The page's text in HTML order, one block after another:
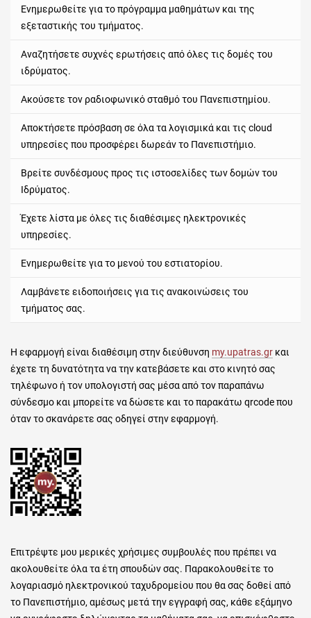
Ενημερωθείτε για το πρόγραμμα μαθημάτων και της
εξεταστικής του τμήματος.
Αναζητήσετε συχνές ερωτήσεις από όλες τις δομές του
ιδρύματος.
Ακούσετε τον ραδιοφωνικό σταθμό του Πανεπιστημίου.
Αποκτήσετε πρόσβαση σε όλα τα λογισμικά και τις cloud
υπηρεσίες που προσφέρει δωρεάν το Πανεπιστήμιο.
Βρείτε συνδέσμους προς τις ιστοσελίδες των δομών του
Ιδρύματος.
Έχετε λίστα με όλες τις διαθέσιμες ηλεκτρονικές
υπηρεσίες.
Ενημερωθείτε για το μενού του εστιατορίου.
Λαμβάνετε ειδοποιήσεις για τις ανακοινώσεις του
τμήματος σας.
Η εφαρμογή είναι διαθέσιμη στην διεύθυνση my.upatras.gr και
έχετε τη δυνατότητα να την κατεβάσετε και στο κινητό σας
τηλέφωνο ή τον υπολογιστή σας μέσα από τον παραπάνω
σύνδεσμο και μπορείτε να δώσετε και το παρακάτω qrcode που
όταν το σκανάρετε σας οδηγεί στην εφαρμογή.
Επιτρέψτε μου μερικές χρήσιμες συμβουλές που πρέπει να
ακολουθείτε όλα τα έτη σπουδών σας. Παρακολουθείτε το
λογαριασμό ηλεκτρονικού ταχυδρομείου που θα σας δοθεί από
το Πανεπιστήμιο, αμέσως μετά την εγγραφή σας, κάθε εξάμηνο